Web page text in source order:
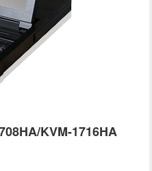
KVM-1716HA